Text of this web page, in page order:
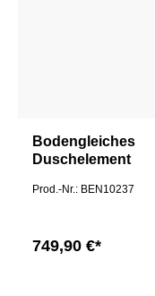
Bodengleiches
Duschelement
integriertem Ablauf
Prod.-Nr.: BEN10237
749,90 €*